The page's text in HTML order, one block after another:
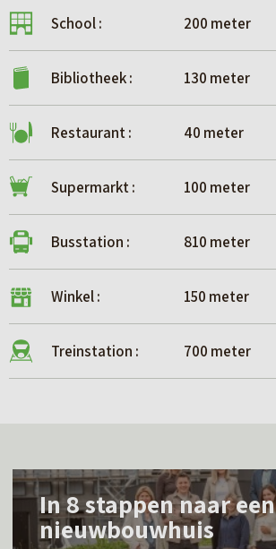
School : 200 meter
Bibliotheek : 130 meter
Restaurant : 40 meter
Supermarkt : 100 meter
Busstation : 810 meter
Winkel : 150 meter
Treinstation : 700 meter
L
In 8 stappen naar een
nieuwbouwhuis